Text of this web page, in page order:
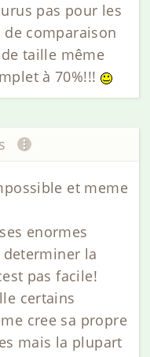
pas pour les
comparaison
taille même
à 70%!!!
et meme
enormes
la
pas facile!
certains
cree sa propre
mais la plupart